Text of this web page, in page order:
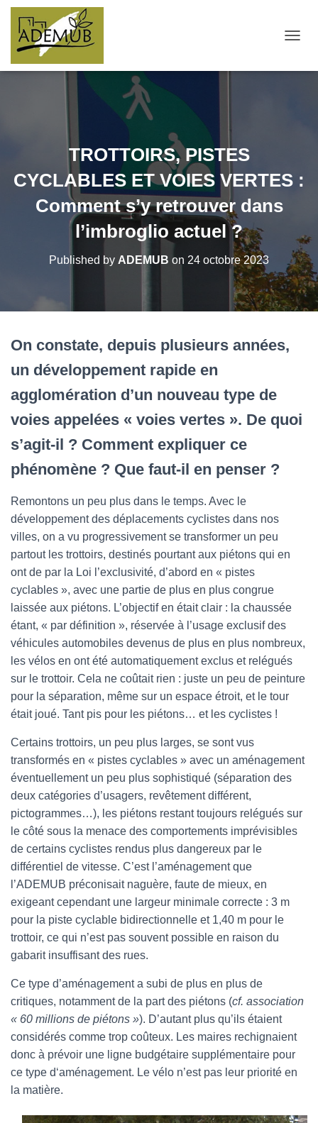
TROTTOIRS, PISTES
CYCLABLES ET VOIES VERTES :
Comment s’y retrouver dans
l’imbroglio actuel ?
Published by ADEMUB on 24 octobre 2023
On constate, depuis plusieurs années,
un développement rapide en
agglomération d’un nouveau type de
voies appelées « voies vertes ». De quoi
s’agit-il ? Comment expliquer ce
phénomène ? Que faut-il en penser ?
Remontons un peu plus dans le temps. Avec le
développement des déplacements cyclistes dans nos
villes, on a vu progressivement se transformer un peu
partout les trottoirs, destinés pourtant aux piétons qui en
ont de par la Loi l’exclusivité, d’abord en « pistes
cyclables », avec une partie de plus en plus congrue
laissée aux piétons. L’objectif en était clair : la chaussée
étant, « par définition », réservée à l’usage exclusif des
véhicules automobiles devenus de plus en plus nombreux,
les vélos en ont été automatiquement exclus et relégués
sur le trottoir. Cela ne coûtait rien : juste un peu de peinture
pour la séparation, même sur un espace étroit, et le tour
était joué. Tant pis pour les piétons… et les cyclistes !
Certains trottoirs, un peu plus larges, se sont vus
transformés en « pistes cyclables » avec un aménagement
éventuellement un peu plus sophistiqué (séparation des
deux catégories d’usagers, revêtement différent,
pictogrammes…), les piétons restant toujours relégués sur
le côté sous la menace des comportements imprévisibles
de certains cyclistes rendus plus dangereux par le
différentiel de vitesse. C’est l’aménagement que
l’ADEMUB préconisait naguère, faute de mieux, en
exigeant cependant une largeur minimale correcte : 3 m
pour la piste cyclable bidirectionnelle et 1,40 m pour le
trottoir, ce qui n’est pas souvent possible en raison du
gabarit insuffisant des rues.
Ce type d’aménagement a subi de plus en plus de
critiques, notamment de la part des piétons (cf. association
« 60 millions de piétons »). D’autant plus qu’ils étaient
considérés comme trop coûteux. Les maires rechignaient
donc à prévoir une ligne budgétaire supplémentaire pour
ce type d‘aménagement. Le vélo n’est pas leur priorité en
la matière.